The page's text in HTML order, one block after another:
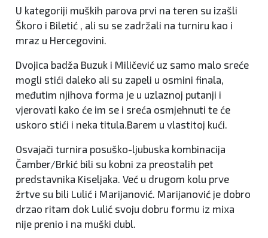
U kategoriji muških parova prvi na teren su izašli
Škoro i Biletić , ali su se zadržali na turniru kao i
mraz u Hercegovini.
Dvojica badža Buzuk i Miličević uz samo malo sreće
mogli stići daleko ali su zapeli u osmini finala,
međutim njihova forma je u uzlaznoj putanji i
vjerovati kako će im se i sreća osmjehnuti te će
uskoro stići i neka titula.Barem u vlastitoj kući.
Osvajači turnira posuško-ljubuska kombinacija
Čamber/Brkić bili su kobni za preostalih pet
predstavnika Kiseljaka. Već u drugom kolu prve
žrtve su bili Lulić i Marijanović. Marijanović je dobro
drzao ritam dok Lulić svoju dobru formu iz mixa
nije prenio i na muški dubl.